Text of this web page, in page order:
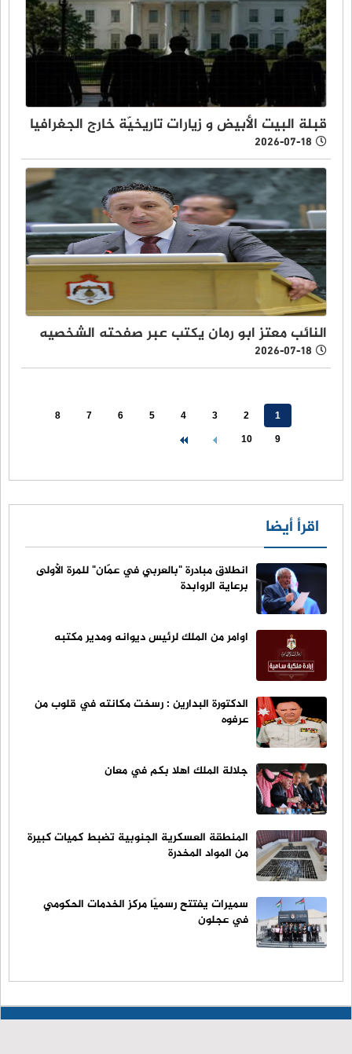
قبلة البيت الأبيض و زيارات تاريخيّة خارج الجغرافيا
2026-07-18
النائب معتز ابو رمان يكتب عبر صفحته الشخصيه
2026-07-18
1
2
3
4
5
6
7
8
9
10
اقرأ أيضا
انطلاق مبادرة "بالعربي في عمّان" للمرة الأولى
برعاية الروابدة
اوامر من الملك لرئيس ديوانه ومدير مكتبه
الدكتورة البدارين : رسخت مكانته في قلوب من
عرفوه
جلالة الملك اهلا بكم في معان
المنطقة العسكرية الجنوبية تضبط كميات كبيرة
من المواد المخدرة
سميرات يفتتح رسميًا مركز الخدمات الحكومي
في عجلون